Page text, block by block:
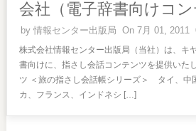
会社（電子辞書向けコン
by情報センター出版局 On 7月 01, 2011
株式会社情報センター出版局（当社）は、キ
書向けに、指さし会話コンテンツを提供いた
ツ ＜旅の指さし会話帳シリーズ＞ タイ、中
カ、フランス、インドネシ […]